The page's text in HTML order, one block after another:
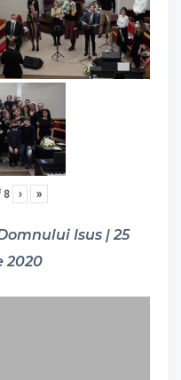
8 › »
Isus | 25
2020